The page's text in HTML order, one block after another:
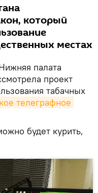
который
местах
палата
проект
табачных
телеграфное
будет курить,